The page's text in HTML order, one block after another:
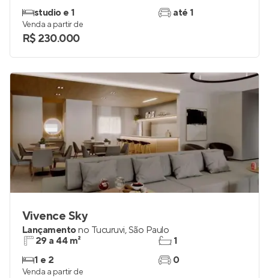
studio e 1
até 1
Venda a partir de
R$ 230.000
Vivence Sky
Lançamentono Tucuruvi,São Paulo
29 a 44 m²
1 e 2
1
0
Venda a partir de